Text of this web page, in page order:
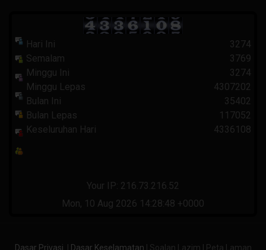
Hari Ini
Semalam
Minggu Ini
Minggu Lepas
Bulan Ini
Bulan Lepas
Keseluruhan Hari
3274
3769
3274
4307202
35402
117052
4336108
Your IP: 216.73.216.52
Mon, 10 Aug 2026 14:28:48 +0000
Dasar Privasi Dasar Keselamatan | Soalan Lazim | Peta Laman